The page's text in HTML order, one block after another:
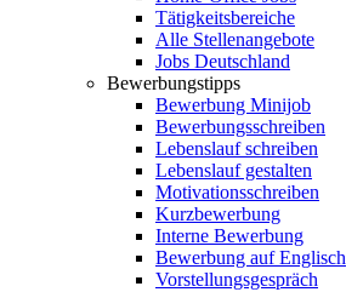
Tätigkeitsbereiche
Alle Stellenangebote
Jobs Deutschland
Bewerbungstipps
Bewerbung Minijob
Bewerbungsschreiben
Lebenslauf schreiben
Lebenslauf gestalten
Motivationsschreiben
Kurzbewerbung
Interne Bewerbung
Bewerbung auf Englisch
Vorstellungsgespräch